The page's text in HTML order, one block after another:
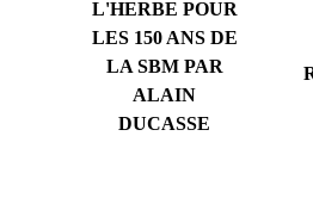
L'HERBE POUR
LES 150 ANS DE
LA SBM PAR
ALAIN
DUCASSE